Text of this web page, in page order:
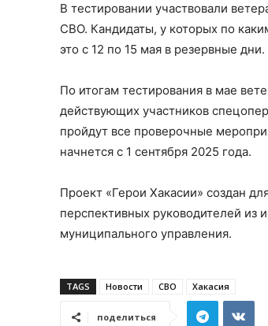
В тестировании участвовали
СВО. Кандидаты, у которых по
это с 12 по 15 мая в резервные дни.
По итогам тестирования в мае
действующих участников
пройдут все проверочные
начнется с 1 сентября 2025 года.
Проект «Герои Хакасии» создан
перспективных руководителей из
муниципального управления.
TAGS Новости СВО Хакасия
поделиться